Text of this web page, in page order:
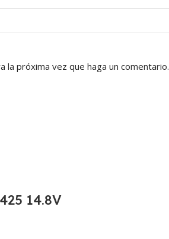
próxima vez que haga un comentario.
14.8V